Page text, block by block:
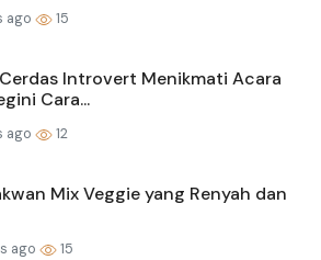
ago 15
Introvert Menikmati Acara
Cara...
ago 12
Mix Veggie yang Renyah dan
ago 15